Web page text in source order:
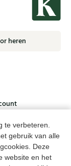
te verbeteren.
gebruik van alle
Deze
website en het
heren